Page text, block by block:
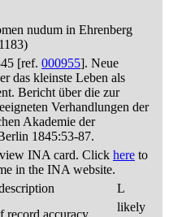
nudum in Ehrenberg
[ref. 000955]. Neue
das kleinste Leben als
Bericht über die zur
Verhandlungen der
Akademie der
1845:53-87.
INA card. Click here to
in the INA website.
L
record accuracy
likely